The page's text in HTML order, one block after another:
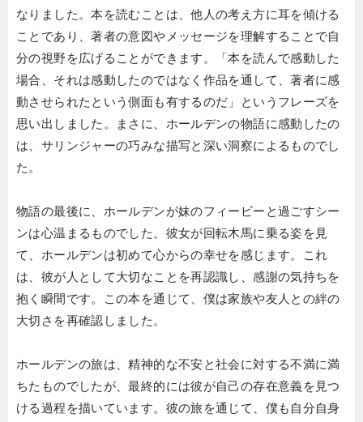
なりました。本を読むことは、他人の考え方に耳を傾ける
ことであり、著者の意図やメッセージを理解することで自
分の視野を広げることができます。「本を読んで感動した
場合、それは感動したのではなく作品を通して、著者に感
動させられたという側面も有するのだ」というフレーズを
思い出しました。まさに、ホールデンの物語に感動したの
は、サリンジャーの巧みな描写と深い洞察によるものでし
た。
物語の最後に、ホールデンが妹のフィービーと過ごすシー
ンは心温まるものでした。彼女が回転木馬に乗る姿を見
て、ホールデンは初めて心からの幸せを感じます。これ
は、彼が人として大切なことを再認識し、感謝の気持ちを
抱く瞬間です。この本を通じて、僕は家族や友人との絆の
大切さを再確認しました。
ホールデンの旅は、精神的な不安と社会に対する不満に満
ちたものでしたが、最終的には彼が自己の存在意義を見つ
ける過程を描いています。彼の旅を通じて、僕も自分自身